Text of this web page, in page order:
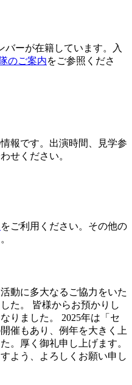
バーが在籍しています。入
のご案内をご参照くださ
報です。出演時間、見学参
せください。
をご利用ください。その他の
動に多大なるご協力をいた
た。 皆様からお預かりし
りました。 2025年は「セ
催もあり、例年を大きく上
。厚く御礼申し上げます。
よう、よろしくお願い申し